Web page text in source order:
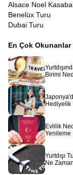
Alsace Noel
Benelüx Turu
Dubai Turu
En Çok Okunanlar
Birimi
Hediyelik
Evlilik
Yenileme
Yurtdışı
Ne